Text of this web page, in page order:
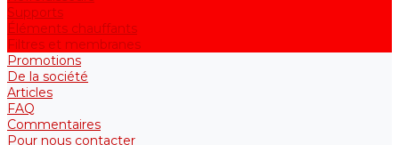
Supports
Éléments chauffants
Filtres et membranes
Promotions
De la société
Articles
FAQ
Commentaires
Pour nous contacter